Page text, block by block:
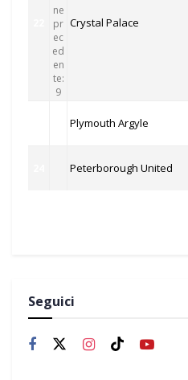
Crystal Palace
Plymouth Argyle
Peterborough United
Seguici